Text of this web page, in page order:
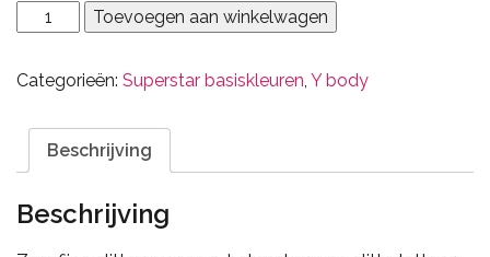
455
Cry's
vintage
Toevoegen aan winkelwagen
Categorieën: Superstar basiskleuren Y body
Beschrijving
Beschrijving